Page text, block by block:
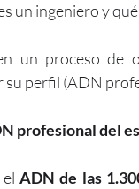
un ingeniero y
un proceso de
su perfil (ADN
profesional del
el ADN de las